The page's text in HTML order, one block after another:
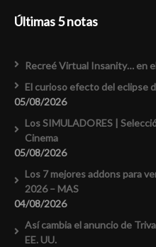
Últimas 5 notas
Recreé Virtual Insanity… en
El curioso efecto del eclipse
05/08/2026
Los SIMULADORES |
Cinema
05/08/2026
Los 7 mejores addons para
2026 – MAS
04/08/2026
Así cambia el anuncio de
EE. UU.